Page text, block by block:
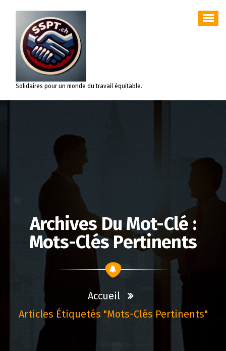
contenu
Solidaires pour un monde du travail équitable.
Archives Du Mot-Clé :
Mots-Clés Pertinents
Accueil
Articles Étiquetés "mots-Clés Pertinents"